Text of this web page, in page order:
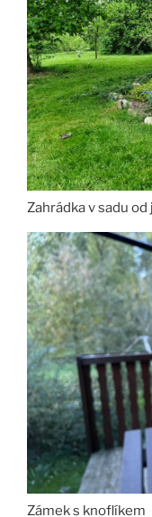
Zahrádka v sadu
Zámek s knoflíkem